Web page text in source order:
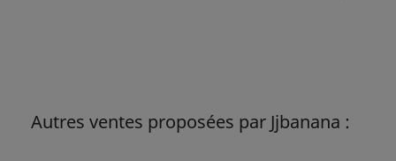
Autres ventes proposées par Jjbanana :